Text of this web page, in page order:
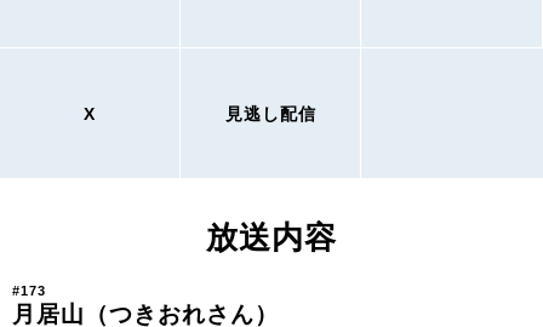
X 見逃し配信
放送内容
#173
月居山（つきおれさん）